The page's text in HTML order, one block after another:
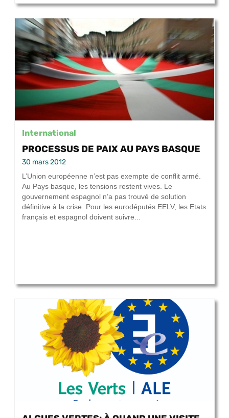
International
PROCESSUS DE PAIX AU PAYS BASQUE
30 mars 2012
L’Union européenne n’est pas exempte de conflit armé.
Au Pays basque, les tensions restent vives. Le
gouvernement espagnol n’a pas trouvé de solution
définitive à la crise. Pour les eurodéputés EELV, les Etats
français et espagnol doivent suivre...